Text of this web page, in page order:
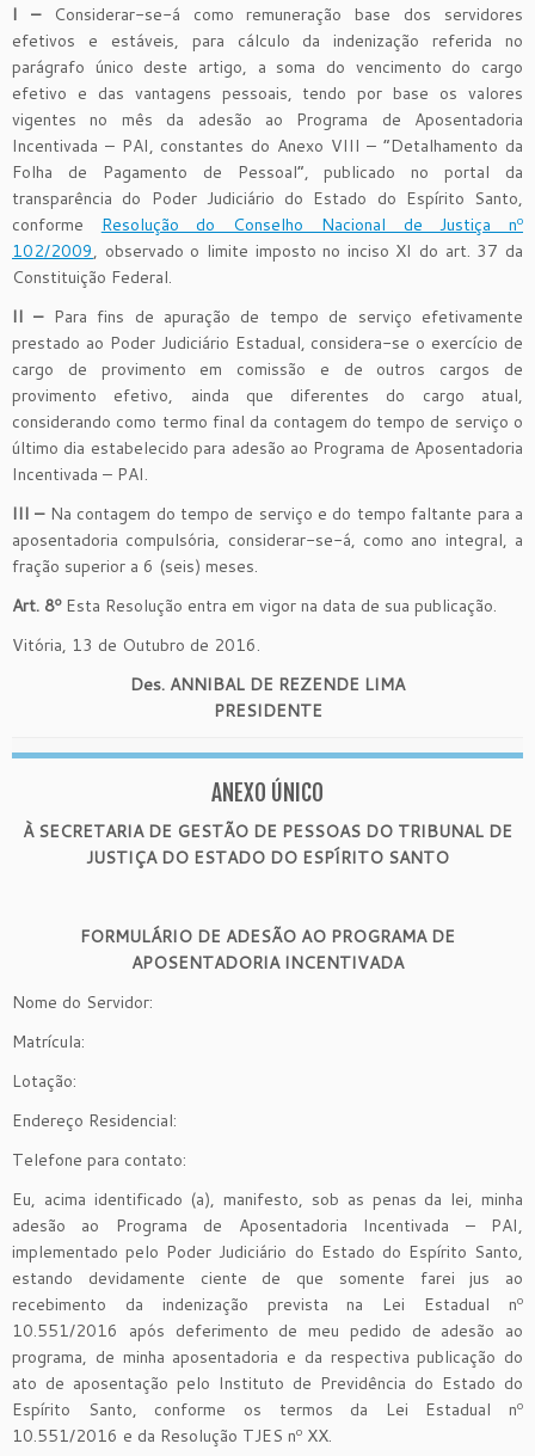
I –Considerar-se-á como remuneração base dos servidores
efetivos e estáveis, para cálculo da indenização referida no
parágrafo único deste artigo, a soma do vencimento do cargo
efetivo e das vantagens pessoais, tendo por base os valores
vigentes no mês da adesão ao Programa de Aposentadoria
Incentivada – PAI, constantes do Anexo VIII – “Detalhamento da
Folha de Pagamento de Pessoal”, publicado no portal da
transparência do Poder Judiciário do Estado do Espírito Santo,
conforme Resolução do Conselho Nacional de Justiça nº
102/2009, observado o limite imposto no inciso XI do art. 37 da
Constituição Federal.
II –Para fins de apuração de tempo de serviço efetivamente
prestado ao Poder Judiciário Estadual, considera-se o exercício de
cargo de provimento em comissão e de outros cargos de
provimento efetivo, ainda que diferentes do cargo atual,
considerando como termo final da contagem do tempo de serviço o
último dia estabelecido para adesão ao Programa de Aposentadoria
Incentivada – PAI.
III –Na contagem do tempo de serviço e do tempo faltante para a
aposentadoria compulsória, considerar-se-á, como ano integral, a
fração superior a 6 (seis) meses.
Art. 8ºEsta Resolução entra em vigor na data de sua publicação.
Vitória, 13 de Outubro de 2016.
Des. ANNIBAL DE REZENDE LIMA
PRESIDENTE
ANEXO ÚNICO
À SECRETARIA DE GESTÃO DE PESSOAS DO TRIBUNAL DE
JUSTIÇA DO ESTADO DO ESPÍRITO SANTO
FORMULÁRIO DE ADESÃO AO PROGRAMA DE
APOSENTADORIA INCENTIVADA
Nome do Servidor:
Matrícula:
Lotação:
Endereço Residencial:
Telefone para contato:
Eu, acima identificado (a), manifesto, sob as penas da lei, minha
adesão ao Programa de Aposentadoria Incentivada – PAI,
implementado pelo Poder Judiciário do Estado do Espírito Santo,
estando devidamente ciente de que somente farei jus ao
recebimento da indenização prevista na Lei Estadual nº
10.551/2016 após deferimento de meu pedido de adesão ao
programa, de minha aposentadoria e da respectiva publicação do
ato de aposentação pelo Instituto de Previdência do Estado do
Espírito Santo, conforme os termos da Lei Estadual nº
10.551/2016 e da Resolução TJES nº XX.